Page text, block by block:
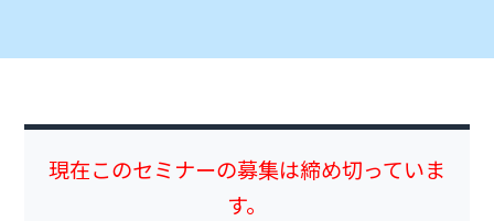
現在このセミナーの募集は締め切っていま
す。